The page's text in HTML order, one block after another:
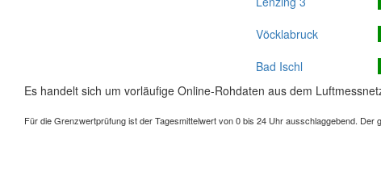
Vöcklabruck
Bad Ischl
Es handelt sich um vorläufige Online-Rohdaten aus dem
Für die Grenzwertprüfung ist der Tagesmittelwert von 0 bis 24 Uhr ausschlaggebend. Der